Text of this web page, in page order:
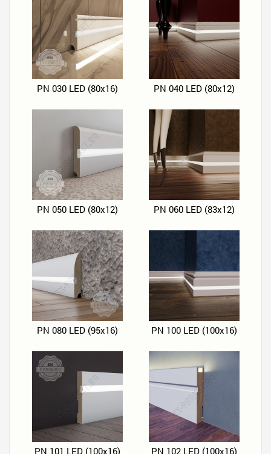
PN 030 LED (80х16) PN 040 LED (80х12)
PN 050 LED (80х12) PN 060 LED (83х12)
PN 080 LED (95х16) PN 100 LED (100х16)
PN 101 LED (100х16) PN 102 LED (100х16)